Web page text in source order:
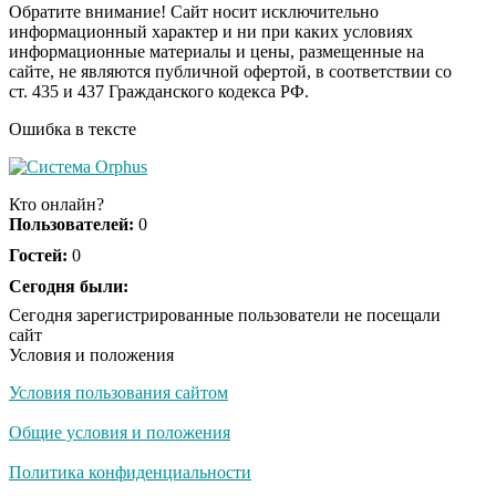
i
Ролик из Омска: вы
будете смеяться долго
Ржу не переставая, это
Скрытая камера на
люди вытворяют, когда
Ролик длится
смеяться вы будете
Обратите внимание! Сайт носит исключительно
информационный характер и ни при каких условиях
информационные материалы и цены, размещенные на
сайте, не являются публичной офертой, в соответствии со
ст. 435 и 437 Гражданского кодекса РФ.
Ошибка в тексте
Кто онлайн?
Пользователей: 0
Гостей: 0
Сегодня были:
Сегодня зарегистрированные пользователи не посещали
сайт
Условия и положения
Условия пользования сайтом
Общие условия и положения
Политика конфиденциальности